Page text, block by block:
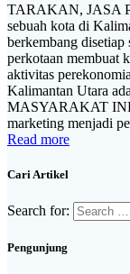
TARAKAN, JASA
sebuah kota di
berkembang disetiap
perkotaan membuat
aktivitas
Kalimantan Utara
MASYARAKAT
marketing menjadi
Read more
Cari Artikel
Search for:
Pengunjung